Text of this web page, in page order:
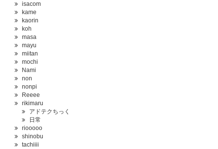
isacom
kame
kaorin
koh
masa
mayu
miitan
mochi
Nami
non
nonpi
Reeee
rikimaru
アドテクちっく
日常
riooooo
shinobu
tachiiii